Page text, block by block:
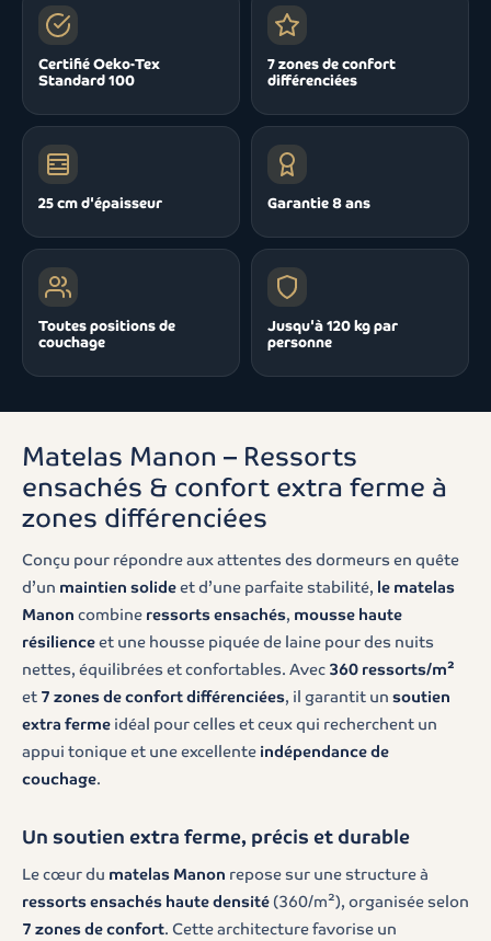
Certifié Oeko-Tex
Standard 100
7 zones de confort
différenciées
25 cm d'épaisseur Garantie 8 ans
Toutes positions de
couchage
Jusqu'à 120 kg par
personne
Matelas Manon – Ressorts
ensachés & confort extra ferme à
zones différenciées
Conçu pour répondre aux attentes des dormeurs en quête
d’un maintien solideet d’une parfaite stabilité, le matelas
Manon combine ressorts ensachés, mousse haute
résilienceet une housse piquée de laine pour des nuits
nettes, équilibrées et confortables. Avec 360 ressorts/m²
et 7 zones de confort différenciées, il garantit un soutien
extra fermeidéal pour celles et ceux qui recherchent un
appui tonique et une excellente indépendance de
couchage.
Un soutien extra ferme, précis et durable
Le cœur du matelas Manon repose sur une structure à
ressorts ensachés haute densité(360/m²), organisée selon
7 zones de confort. Cette architecture favorise un